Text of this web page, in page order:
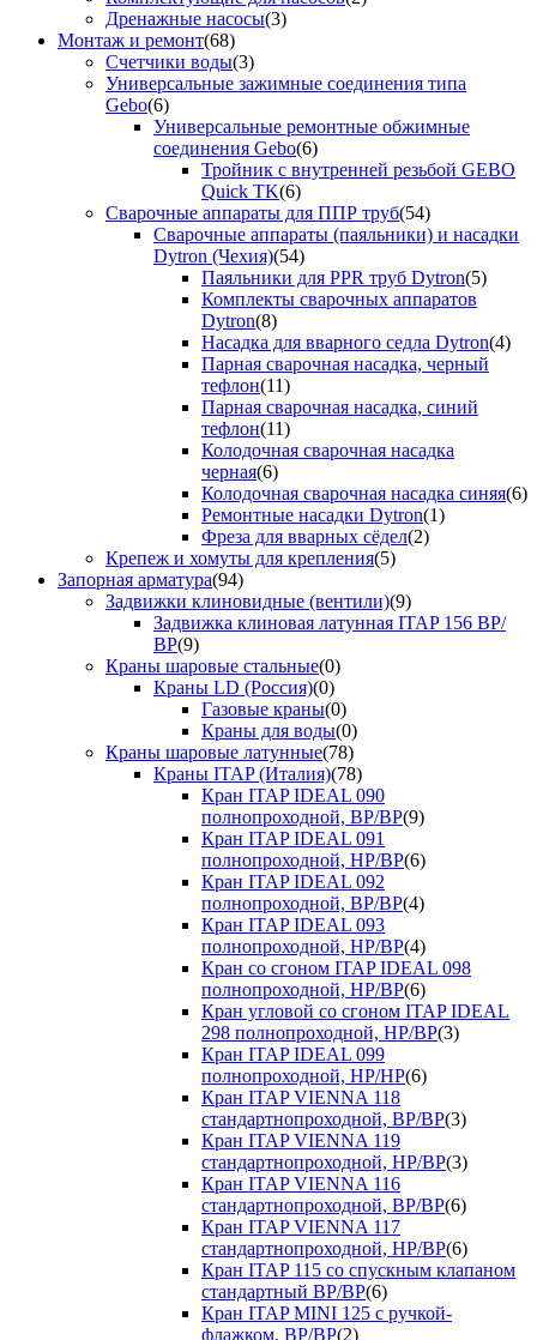
Дренажные насосы(3)
Монтаж и ремонт(68)
Счетчики воды(3)
Универсальные зажимные соединения типа
Gebo(6)
Универсальные ремонтные обжимные
соединения Gebo(6)
Тройник с внутренней резьбой GEBO
Quick TK(6)
Сварочные аппараты для ППР труб(54)
Сварочные аппараты (паяльники) и насадки
Dytron (Чехия)(54)
Паяльники для PPR труб Dytron(5)
Комплекты сварочных аппаратов
Dytron(8)
Насадка для вварного седла Dytron(4)
Парная сварочная насадка, черный
тефлон(11)
Парная сварочная насадка, синий
тефлон(11)
Колодочная сварочная насадка
черная(6)
Колодочная сварочная насадка синяя(6)
Ремонтные насадки Dytron(1)
Фреза для вварных сёдел(2)
Крепеж и хомуты для крепления(5)
Запорная арматура(94)
Задвижки клиновидные (вентили)(9)
Задвижка клиновая латунная ITAP 156 ВР/
ВР(9)
Краны шаровые стальные(0)
Краны LD (Россия)(0)
Газовые краны(0)
Краны для воды(0)
Краны шаровые латунные(78)
Краны ITAP (Италия)(78)
Кран ITAP IDEAL 090
полнопроходной, ВР/ВР(9)
Кран ITAP IDEAL 091
полнопроходной, НР/ВР(6)
Кран ITAP IDEAL 092
полнопроходной, ВР/ВР(4)
Кран ITAP IDEAL 093
полнопроходной, НР/ВР(4)
Кран со сгоном ITAP IDEAL 098
полнопроходной, НР/ВР(6)
Кран угловой со сгоном ITAP IDEAL
298 полнопроходной, НР/ВР(3)
Кран ITAP IDEAL 099
полнопроходной, НР/НР(6)
Кран ITAP VIENNA 118
стандартнопроходной, ВР/ВР(3)
Кран ITAP VIENNA 119
стандартнопроходной, НР/ВР(3)
Кран ITAP VIENNA 116
стандартнопроходной, ВР/ВР(6)
Кран ITAP VIENNA 117
стандартнопроходной, НР/ВР(6)
Кран ITAP 115 со спускным клапаном
стандартный ВР/ВР(6)
Кран ITAP MINI 125 с ручкой-
флажком, ВР/ВР(2)